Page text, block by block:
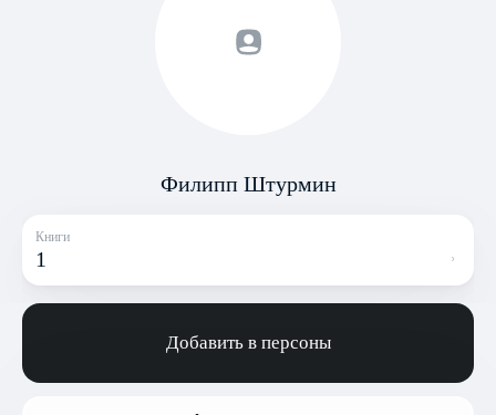
Филипп Штурмин
Книги
1
Добавить в персоны